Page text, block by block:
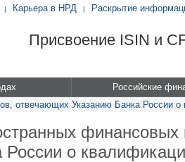
| Карьера в НРД | Раскрытие
Присвоение ISIN и
Российские
отвечающих Указанию Банка России о
России о